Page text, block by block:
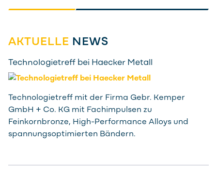
AKTUELLE NEWS
Technologietreff bei Haecker Metall
Technologietreff mit der Firma Gebr. Kemper
GmbH + Co. KG mit Fachimpulsen zu
Feinkornbronze, High-Performance Alloys und
spannungsoptimierten Bändern.